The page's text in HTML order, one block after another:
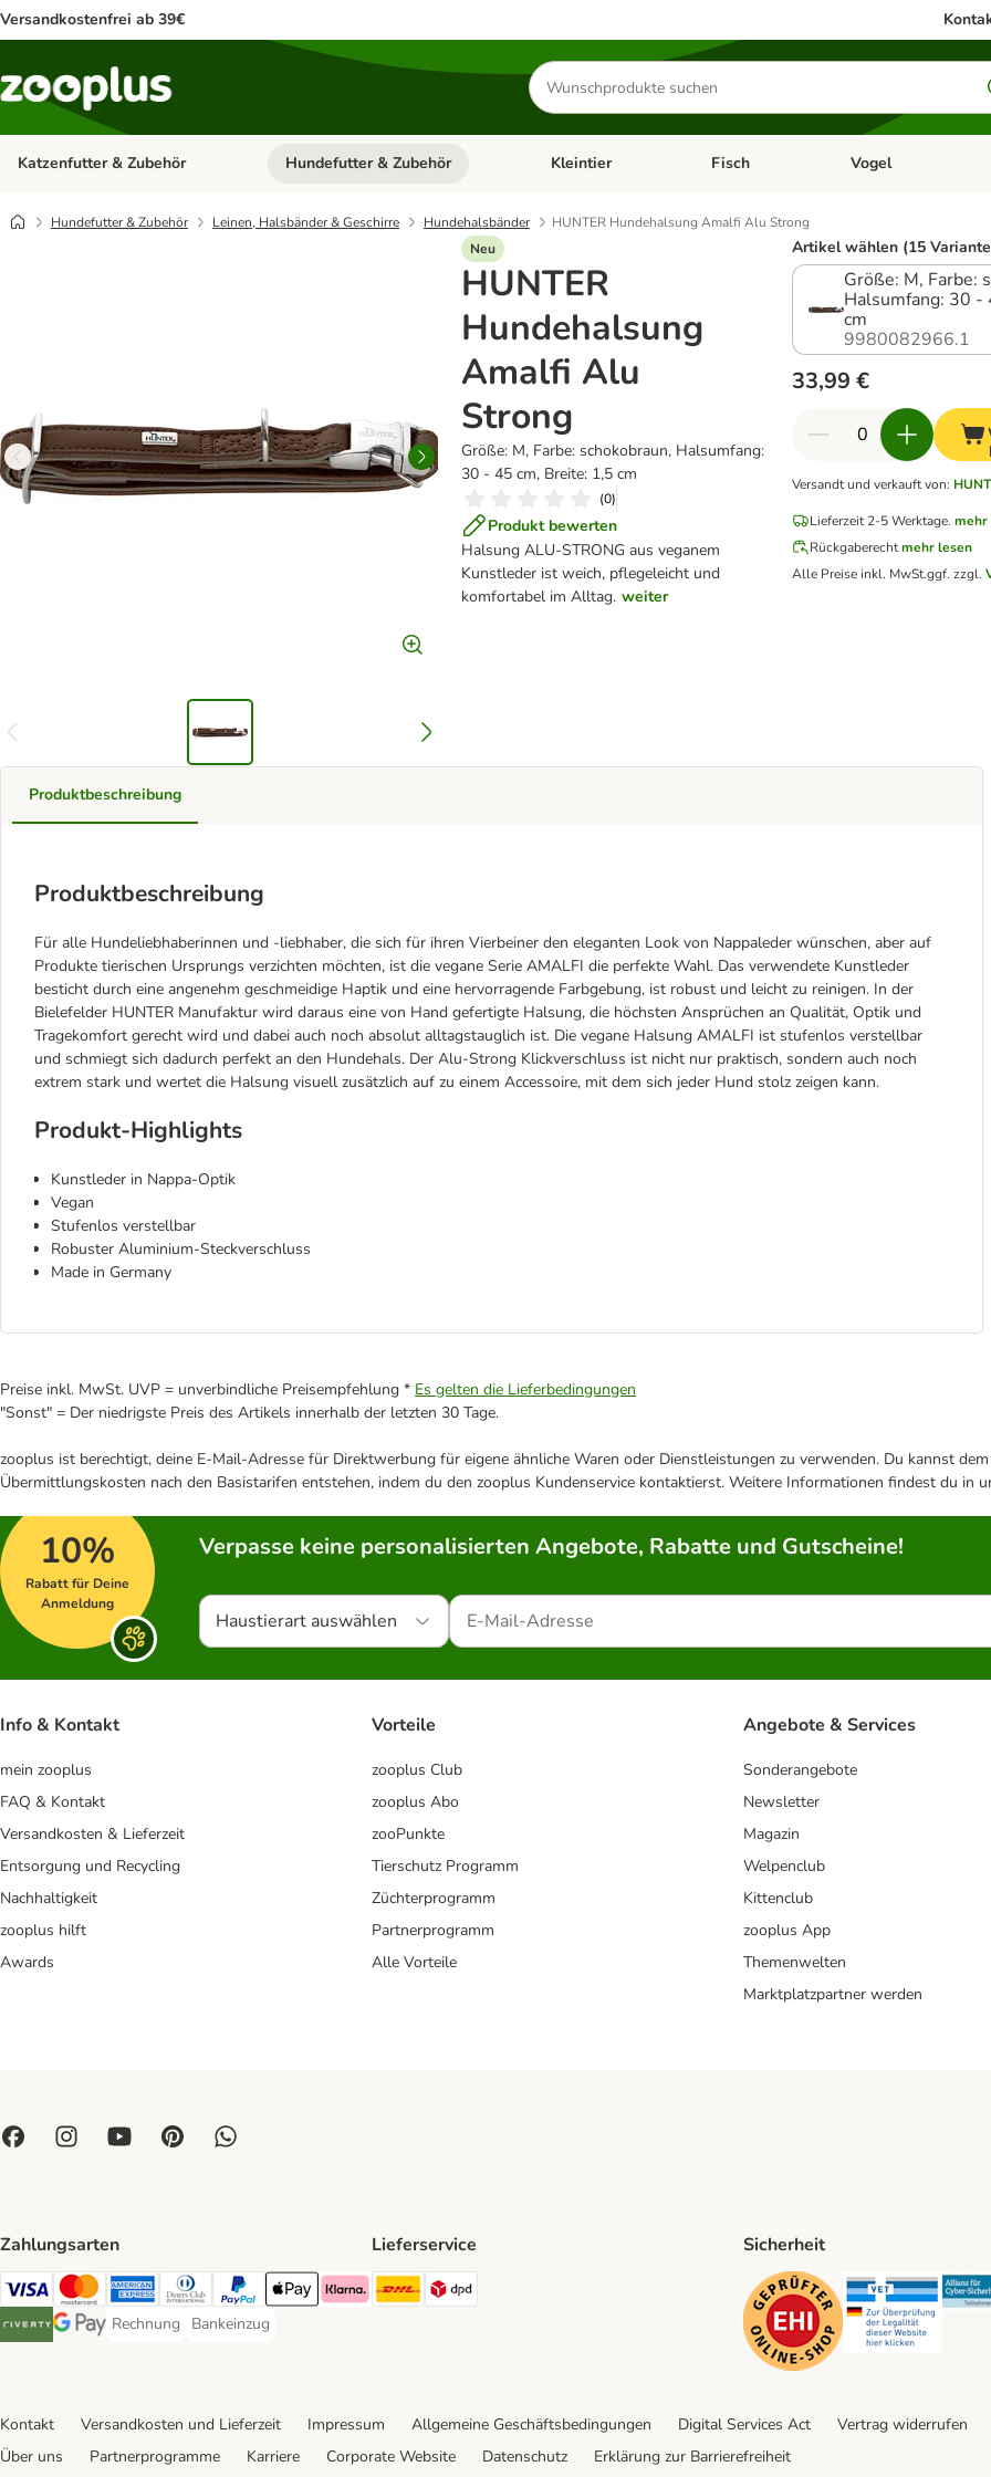
Versandkostenfrei ab 39€
Produkte
suchen
Katzenfutter & Zubehör Kategorie-Menü öffnen: Katzenfutter & Zubehör
Hundefutter & Zubehör Kategorie-Menü öffnen: Hundefutter & Zubehör
Kleintier Kategorie-Menü öffnen: Kleintier
Fisch Kategorie-Menü
Vogel
Hundefutter & Zubehör Leinen, Halsbänder & Geschirre Hundehalsbänder
HUNTER Hundehalsung Amalfi Alu Strong
Neu
HUNTER
Hundehalsung
Amalfi Alu
Strong
Größe: M, Farbe: schokobraun, Halsumfang:
30 - 45 cm, Breite: 1,5 cm
(0)
Produkt bewerten
Halsung ALU-STRONG aus veganem
Kunstleder ist weich, pflegeleicht und
komfortabel im Alltag. weiter
Artikel wählen (15
Größe: M, Farbe:
Halsumfang: 30 -
cm
9980082966.1
33,99 €
Versandt und verkauft von:
Lieferzeit 2-5 Werktage. mehr
Rückgaberechtmehr lesen
Alle Preise inkl. MwSt.ggf. zzgl.
Produktbeschreibung
Produktbeschreibung
Für alle Hundeliebhaberinnen und -liebhaber, die sich für ihren Vierbeiner den eleganten Look von Nappaleder wünschen, aber auf
Produkte tierischen Ursprungs verzichten möchten, ist die vegane Serie AMALFI die perfekte Wahl. Das verwendete Kunstleder
besticht durch eine angenehm geschmeidige Haptik und eine hervorragende Farbgebung, ist robust und leicht zu reinigen. In der
Bielefelder HUNTER Manufaktur wird daraus eine von Hand gefertigte Halsung, die höchsten Ansprüchen an Qualität, Optik und
Tragekomfort gerecht wird und dabei auch noch absolut alltagstauglich ist. Die vegane Halsung AMALFI ist stufenlos verstellbar
und schmiegt sich dadurch perfekt an den Hundehals. Der Alu-Strong Klickverschluss ist nicht nur praktisch, sondern auch noch
extrem stark und wertet die Halsung visuell zusätzlich auf zu einem Accessoire, mit dem sich jeder Hund stolz zeigen kann.
Produkt-Highlights
Kunstleder in Nappa-Optik
Vegan
Stufenlos verstellbar
Robuster Aluminium-Steckverschluss
Made in Germany
Preise inkl. MwSt. UVP = unverbindliche Preisempfehlung * Es gelten die Lieferbedingungen
"Sonst" = Der niedrigste Preis des Artikels innerhalb der letzten 30 Tage.
zooplus ist berechtigt, deine E-Mail-Adresse für Direktwerbung für eigene ähnliche Waren oder Dienstleistungen zu verwenden. Du kannst
Übermittlungskosten nach den Basistarifen entstehen, indem du den zooplus Kundenservice kontaktierst. Weitere Informationen findest du in
10%
Rabatt für Deine
Anmeldung
Verpasse keine personalisierten Angebote, Rabatte und Gutscheine!
Haustierart auswählen
Info & Kontakt
mein zooplus
FAQ & Kontakt
Versandkosten & Lieferzeit
Entsorgung und Recycling
Nachhaltigkeit
zooplus hilft
Awards
Vorteile
zooplus Club
zooplus Abo
zooPunkte
Tierschutz Programm
Züchterprogramm
Partnerprogramm
Alle Vorteile
Angebote & Services
Sonderangebote
Newsletter
Magazin
Welpenclub
Kittenclub
zooplus App
Themenwelten
Marktplatzpartner werden
Zahlungsarten
Visa Payment Method
Mastercard Payment Method
American Express Payment Method
Diners Club Payment Method
PayPal Payment Method
Apple Pay Payment Method
Klarna Payment Method
Riverty Payment Method
Google Pay Payment Method
Rechnung
Rechnung Payment Method
Bankeinzug
Bankeinzug Payment Method
Lieferservice
DHL Shipping Method
Sicherheit
Security
Kontakt Versandkosten und Lieferzeit Impressum Allgemeine Geschäftsbedingungen Digital Services Act Vertrag widerrufen
Über uns
Partnerprogramme Karriere Corporate Website Datenschutz Erklärung zur Barrierefreiheit